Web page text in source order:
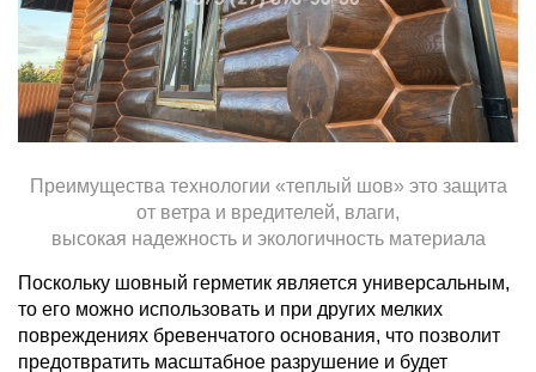
Преимущества технологии «теплый шов» это защита
от ветра и вредителей, влаги,
высокая надежность и экологичность материала
Поскольку шовный герметик является универсальным,
то его можно использовать и при других мелких
повреждениях бревенчатого основания, что позволит
предотвратить масштабное разрушение и будет